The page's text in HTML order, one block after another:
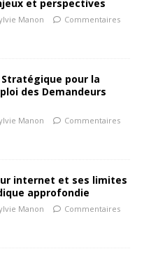
et perspectives
Manon
Commentaires
Stratégique pour la
des Demandeurs
Manon
Commentaires
internet et ses limites
approfondie
Manon
Commentaires